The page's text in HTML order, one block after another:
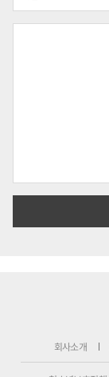
회사소개